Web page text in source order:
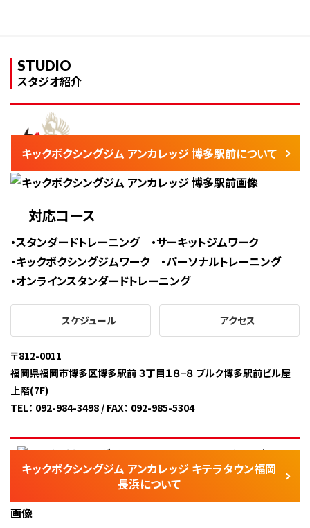
STUDIO
スタジオ紹介
キックボクシングジム アンカレッジ 博多駅前について
対応コース
スタンダードトレーニング
サーキットジムワーク
キックボクシングジムワーク
パーソナルトレーニング
オンラインスタンダードトレーニング
スケジュール アクセス
〒812-0011
福岡県福岡市博多区博多駅前 ３丁⽬１８−８ ブルク博多駅前ビル屋
上階(7F)
TEL： 092-984-3498 / FAX： 092-985-5304
キックボクシングジム アンカレッジ キテラタウン福岡
長浜について